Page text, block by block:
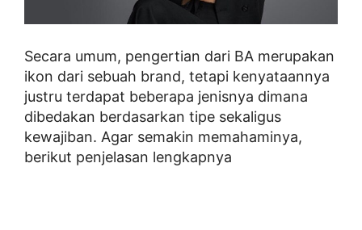
Secara umum, pengertian dari BA merupakan
ikon dari sebuah brand, tetapi kenyataannya
justru terdapat beberapa jenisnya dimana
dibedakan berdasarkan tipe sekaligus
kewajiban. Agar semakin memahaminya,
berikut penjelasan lengkapnya